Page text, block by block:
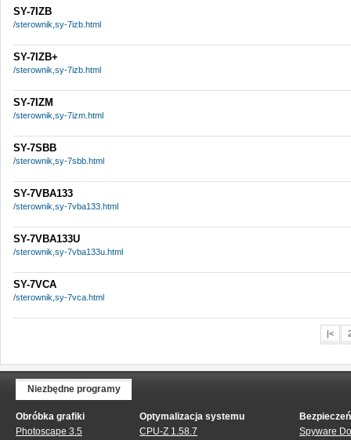
SY-7IZB
/sterownik,sy-7izb.html
SY-7IZB+
/sterownik,sy-7izb.html
SY-7IZM
/sterownik,sy-7izm.html
SY-7SBB
/sterownik,sy-7sbb.html
SY-7VBA133
/sterownik,sy-7vba133.html
SY-7VBA133U
/sterownik,sy-7vba133u.html
SY-7VCA
/sterownik,sy-7vca.html
|<
Niezbędne programy
Obróbka grafiki
Photoscape 3.5
Optymalizacja systemu
CPU-Z 1.58.7
Spyware